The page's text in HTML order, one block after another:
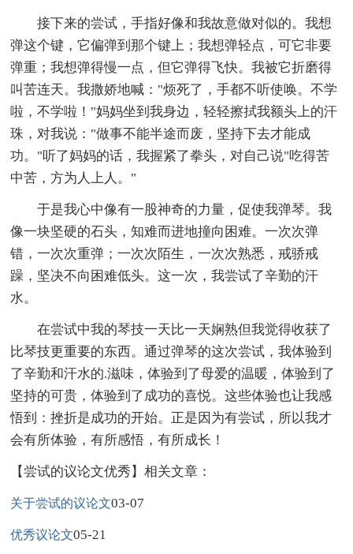
接下来的尝试，手指好像和我故意做对似的。我想
弹这个键，它偏弹到那个键上；我想弹轻点，可它非要
弹重；我想弹得慢一点，但它弹得飞快。我被它折磨得
叫苦连天。我撒娇地喊："烦死了，手都不听使唤。不学
啦，不学啦！"妈妈坐到我身边，轻轻擦拭我额头上的汗
珠，对我说："做事不能半途而废，坚持下去才能成
功。"听了妈妈的话，我握紧了拳头，对自己说"吃得苦
中苦，方为人上人。"
于是我心中像有一股神奇的力量，促使我弹琴。我
像一块坚硬的石头，知难而进地撞向困难。一次次弹
错，一次次重弹；一次次陌生，一次次熟悉，戒骄戒
躁，坚决不向困难低头。这一次，我尝试了辛勤的汗
水。
在尝试中我的琴技一天比一天娴熟但我觉得收获了
比琴技更重要的东西。通过弹琴的这次尝试，我体验到
了辛勤和汗水的.滋味，体验到了母爱的温暖，体验到了
坚持的可贵，体验到了成功的喜悦。这些体验也让我感
悟到：挫折是成功的开始。正是因为有尝试，所以我才
会有所体验，有所感悟，有所成长！
【尝试的议论文优秀】相关文章：
关于尝试的议论文03-07
优秀议论文05-21